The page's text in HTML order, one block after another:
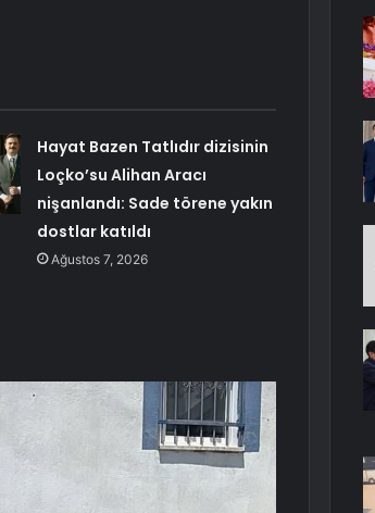
Hayat Bazen Tatlıdır dizisinin
Loçko’su Alihan Aracı
nişanlandı: Sade törene yakın
dostlar katıldı
Ağustos 7, 2026